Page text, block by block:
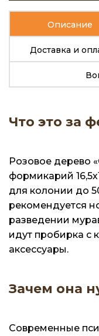
Описание
Доставка и
Что это за
Розовое дерево
формикарий
для колонии до
рекомендуется
разведении
идут пробирка с
аксессуары.
Зачем она
Современные